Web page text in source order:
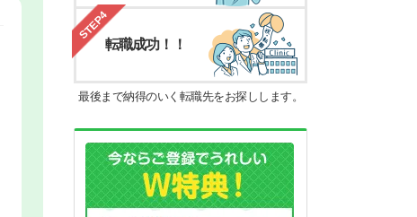
STEP4
転職成功！！
最後まで納得のいく転職先をお探しします。